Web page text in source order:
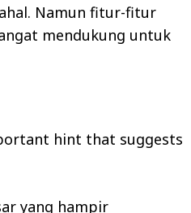
Namun fitur-fitur
mendukung untuk
yang hampir